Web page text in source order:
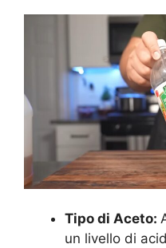
Tipo di Aceto:
un livello di